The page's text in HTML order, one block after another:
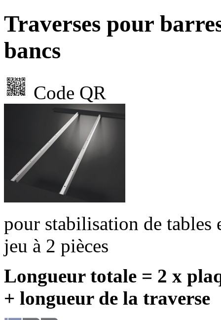
Traverses pour
bancs
Code QR
pour stabilisation de tables
jeu à 2 pièces
Longueur totale = 2 x
+ longueur de la traverse